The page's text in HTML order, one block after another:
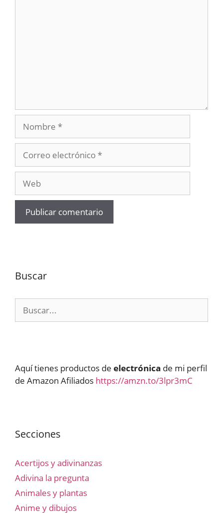
Nombre
electrónico
Buscar
Aquí tienes productos de electrónica de mi perfil
de Amazon Afiliados https://amzn.to/3lpr3mC
Secciones
Acertijos y adivinanzas
Adivina la pregunta
Animales y plantas
Anime y dibujos